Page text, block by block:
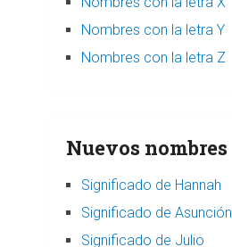
Nombres con la letra Y
Nombres con la letra Z
Nuevos nombres
Significado de Hannah
Significado de Asunción
Significado de Julio